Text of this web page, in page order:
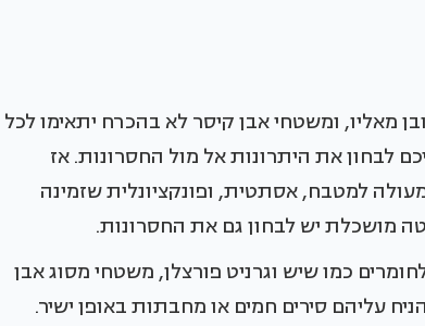
מאליו, ומשטחי אבן קיסר לא בהכרח יתאימו לכל
לבחון את היתרונות אל מול החסרונות. אז
למטבח, אסתטית, ופונקציונלית שזמינה
מושכלת יש לבחון גם את החסרונות.
כמו שיש וגרניט פורצלן, משטחי מסוג אבן
עליהם סירים חמים או מחבתות באופן ישיר.